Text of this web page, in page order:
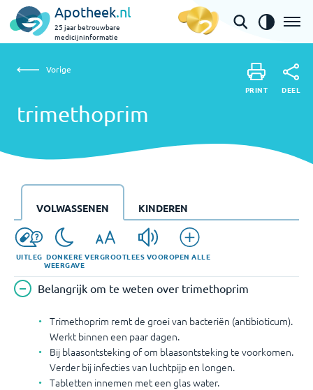
Apotheek.nl
25 jaar betrouwbare
medicijninformatie
trimethoprim
Vorige
trimethoprim
PRINT DEEL
UITLEG DONKERE
WEERGAVE
VERGROOTLEES VOOROPEN ALLE
VOLWASSENEN KINDEREN
Belangrijk om te weten over trimethoprim
Trimethoprim remt de groei van bacteriën (antibioticum).
Werkt binnen een paar dagen.
Bij blaasontsteking of om blaasontsteking te voorkomen.
Verder bij infecties van luchtpijp en longen.
Tabletten innemen met een glas water.